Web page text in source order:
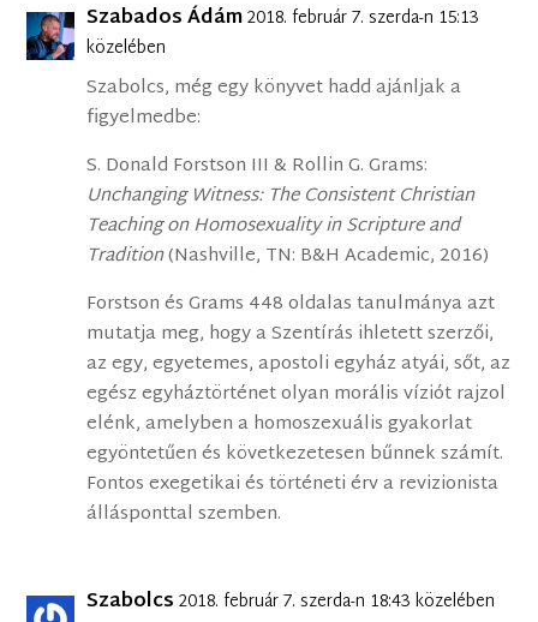
Szabados Ádám2018. február 7. szerda-n 15:13
közelében
Szabolcs, még egy könyvet hadd ajánljak a
figyelmedbe:
S. Donald Forstson III & Rollin G. Grams:
Unchanging Witness: The Consistent Christian
Teaching on Homosexuality in Scripture and
Tradition(Nashville, TN: B&H Academic, 2016)
Forstson és Grams 448 oldalas tanulmánya azt
mutatja meg, hogy a Szentírás ihletett szerzői,
az egy, egyetemes, apostoli egyház atyái, sőt, az
egész egyháztörténet olyan morális víziót rajzol
elénk, amelyben a homoszexuális gyakorlat
egyöntetűen és következetesen bűnnek számít.
Fontos exegetikai és történeti érv a revizionista
állásponttal szemben.
Szabolcs 2018. február 7. szerda-n 18:43 közelében